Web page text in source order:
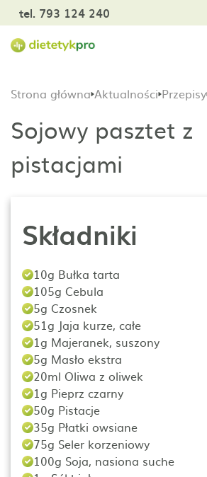
tel. 793 124 240
Strona główna Aktualności Przepisy
Sojowy pasztet z
pistacjami
Składniki
10g Bułka tarta
105g Cebula
5g Czosnek
51g Jaja kurze, całe
1g Majeranek, suszony
5g Masło ekstra
20ml Oliwa z oliwek
1g Pieprz czarny
50g Pistacje
35g Płatki owsiane
75g Seler korzeniowy
100g Soja, nasiona suche